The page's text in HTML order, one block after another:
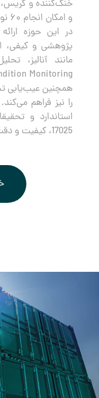
و
در این حوزه
پژوهشی و
همچنین عیب‌یابی
را نیز فراهم
استاندارد و
17025، کیفیت و دقت خدمات خود را تضمین می‌نماید